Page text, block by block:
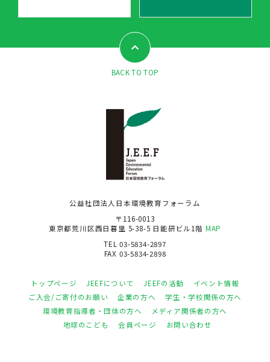
BACK TO TOP
公益社団法人日本環境教育フォーラム
〒116-0013
東京都荒川区西日暮里 5-38-5 日能研ビル1階 MAP
TEL 03-5834-2897
FAX 03-5834-2898
トップページ JEEFについて JEEFの活動
イベント情報
ご入会/ご寄付のお願い
企業の方へ
学生・学校関係の方へ
環境教育指導者・団体の方へ
メディア関係者の方へ
地球のこども
会員ページ お問い合わせ